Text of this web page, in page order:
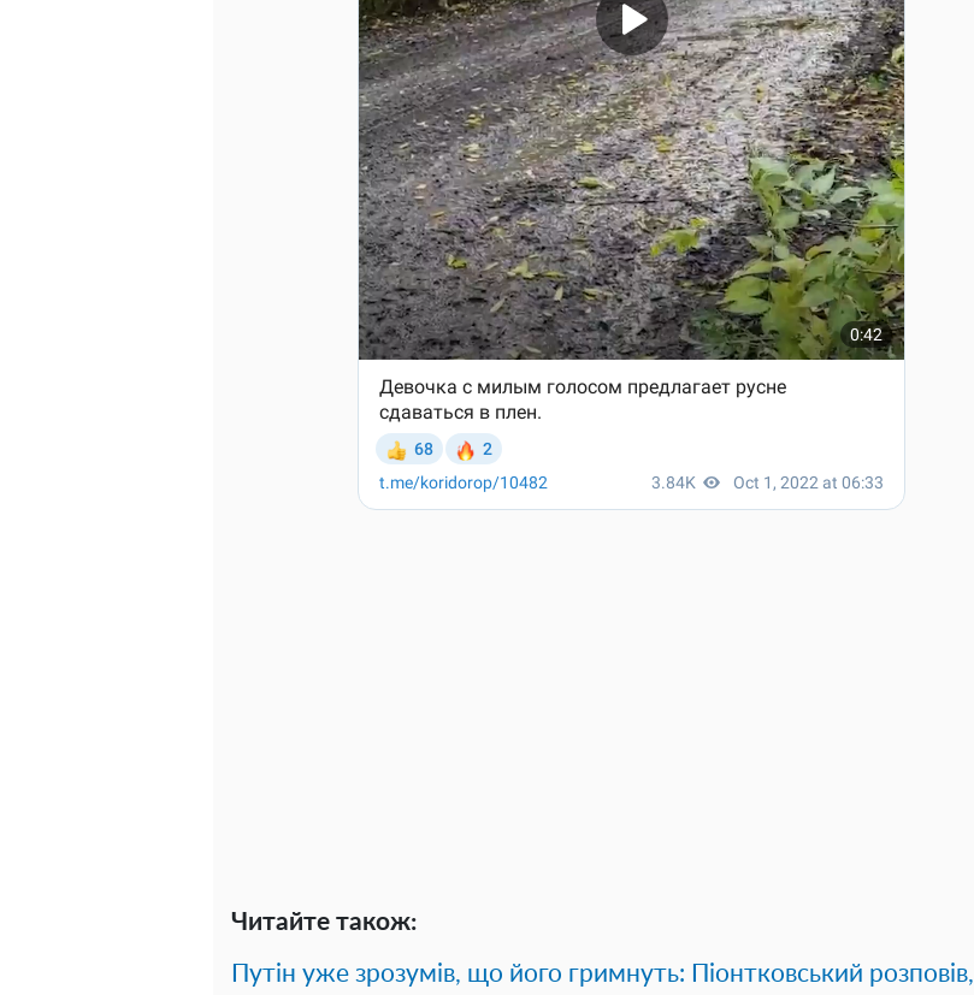
Читайте також:
Путін уже зрозумів, що його гримнуть: Піонтковський розповів,